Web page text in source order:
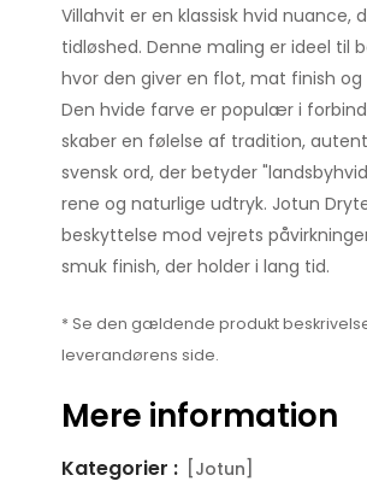
Villahvit er en klassisk hvid nuance,
tidløshed. Denne maling er ideel til
hvor den giver en flot, mat finish
Den hvide farve er populær i
skaber en følelse af tradition,
svensk ord, der betyder
rene og naturlige udtryk. Jotun
beskyttelse mod vejrets
smuk finish, der holder i lang tid.
* Se den gældende produkt
leverandørens side.
Mere information
Kategorier : [Jotun]